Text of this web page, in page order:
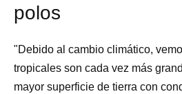
polos
"Debido al cambio climático,
tropicales son cada vez más
mayor superficie de tierra con